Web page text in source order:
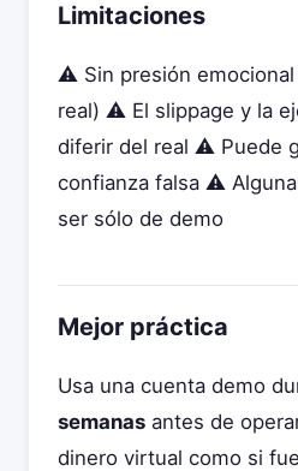
Limitaciones
⚠️ Sin presión
real) ⚠️ El slippage y la
diferir del real ⚠️ Puede
confianza falsa ⚠️
ser sólo de demo
Mejor práctica
Usa una cuenta demo
semanas antes de
dinero virtual como si